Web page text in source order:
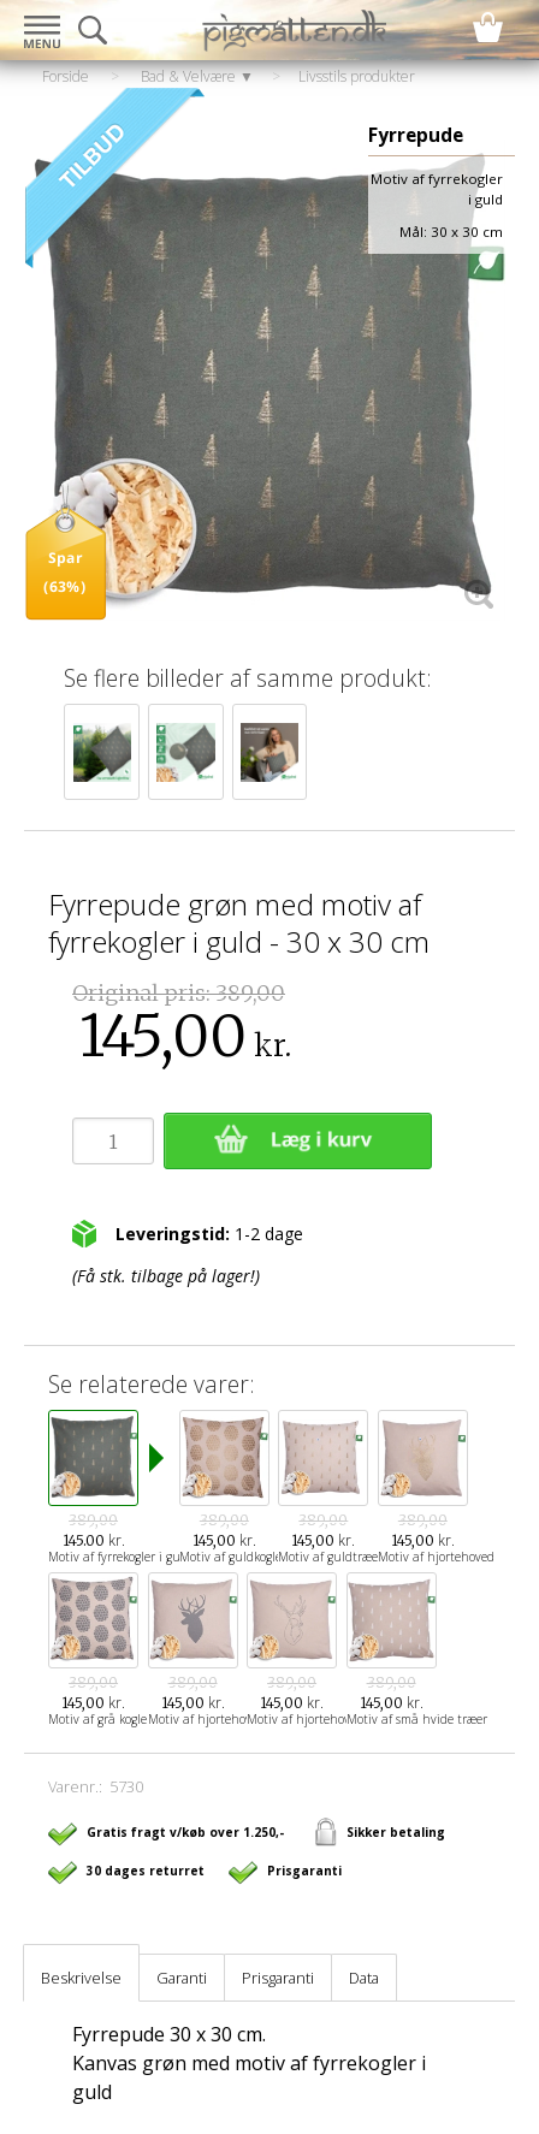
Forside > Bad & Velvære ▼ >
Livsstils produkter
Puder
Fyrrepude
Motiv af fyrrekogler
i guld
Mål: 30 x 30 cm
Spar
(63%)
Se flere billeder af samme produkt:
Fyrrepude grøn med motiv af
fyrrekogler i guld - 30 x 30 cm
Original pris:389,00
145,00 kr.
Leveringstid: 1-2 dage
(Få stk. tilbage på lager!)
Se relaterede varer:
389,00
145.00 kr.
Motiv af fyrrekogler i guld
389,00
145,00 kr.
Motiv af guldkogler
389,00
145,00 kr.
Motiv af guldtræer
389,00
145,00 kr.
Motiv af hjortehoved
389,00
145,00 kr.
Motiv af grå kogler
389,00
145,00 kr.
Motiv af hjortehoved
389,00
145,00 kr.
Motiv af hjortehoved
389,00
145,00 kr.
Motiv af små hvide træer
Varenr.: 5730
Gratis fragt v/køb over 1.250,- Sikker betaling
30 dages returret Prisgaranti
Beskrivelse Garanti Prisgaranti Data
Fyrrepude 30 x 30 cm.
Kanvas grøn med motiv af fyrrekogler i
guld